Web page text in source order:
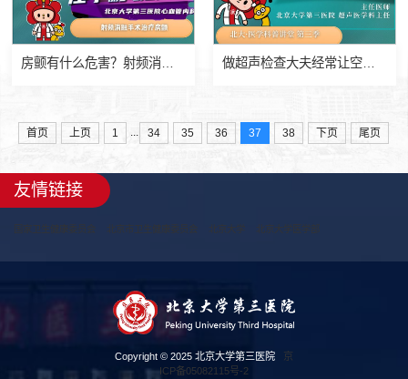
做超声检查大夫经常让空腹，又让憋尿，这是为什么？
首页 上页 1 ... 34 35 36 37 38 下页 尾页
友情链接
国家卫生健康委员会 北京市卫生健康委员会 北京大学 北京大学医学部
Copyright © 2025 北京大学第三医院 京
ICP备05082115号-2